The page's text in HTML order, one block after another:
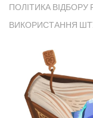
ПОЛІТИКА ВІДБОРУ
ВИКОРИСТАННЯ